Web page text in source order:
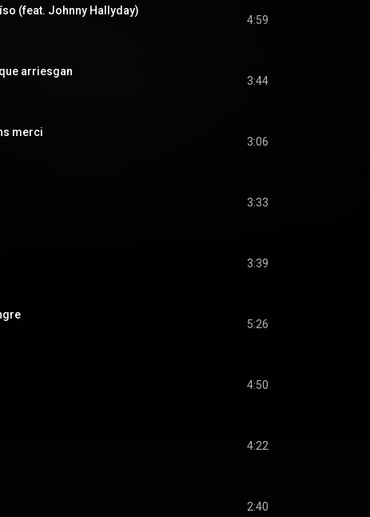
(feat. Johnny Hallyday)
4:59
arriesgan
3:44
merci
3:06
3:33
3:39
5:26
4:50
4:22
2:40